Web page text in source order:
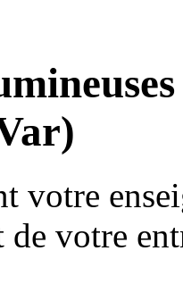
votre
de votre